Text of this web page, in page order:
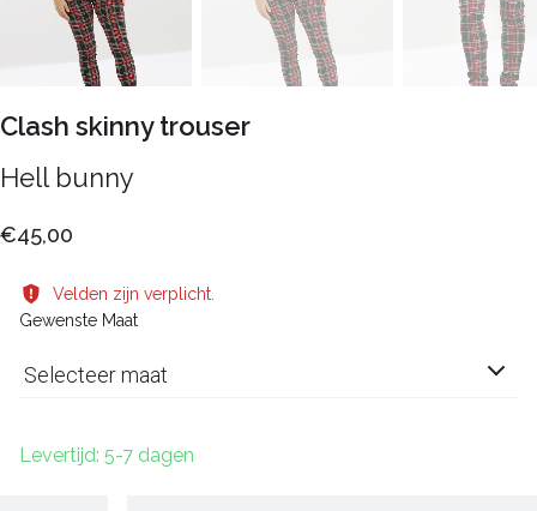
Clash skinny trouser
Hell bunny
€45,00
Velden zijn verplicht.
Gewenste Maat
Selecteer maat
Levertijd: 5-7 dagen